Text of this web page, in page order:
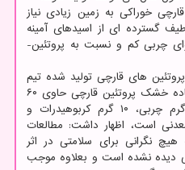
خوراکی به زمین زیادی نیاز
طیف گسترده ای از اسیدهای آمینه
چربی کم و نسبت به پروتئین-
پروتئین های قارچی تولید شده تیم
ما نشان داده است که ۱۰۰ گرم ماده خشک پروتئین قارچی حاوی ۶۰
گرم پروتئین، ۱۶ گرم فیبر، ۱۳ گرم چربی، ۱۰ گرم کربوهیدرات و
است، اظهار داشت: مطالعات
نگرانی برای سلامتی در اثر
دیده نشده است و بعلاوه موجب